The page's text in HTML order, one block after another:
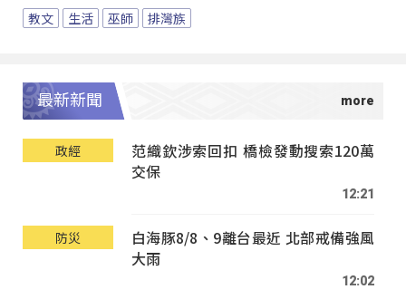
教文 生活 巫師 排灣族
最新新聞
政經
范織欽涉索回扣 橋檢發動搜索120萬
交保
12:21
防災
白海豚8/8、9離台最近 北部戒備強風
大雨
12:02